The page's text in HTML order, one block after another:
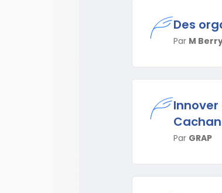
Des
Par M
Cachan
Par GRAP